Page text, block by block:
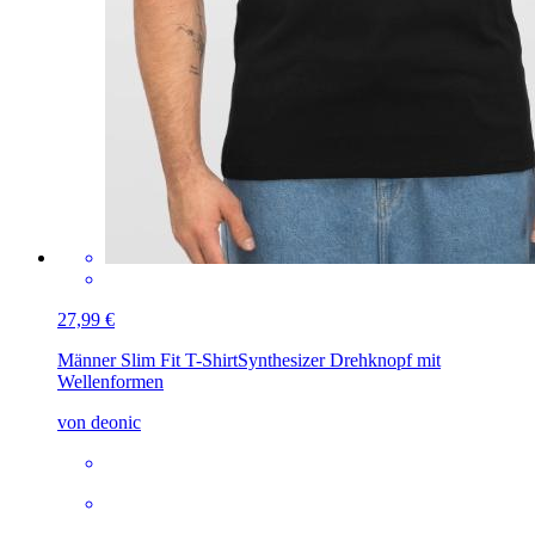
27,99 €
Männer Slim Fit T-ShirtSynthesizer Drehknopf mit
Wellenformen
von deonic